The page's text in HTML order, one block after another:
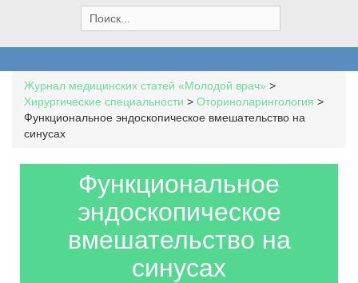
e
a
h
f
o
Журнал медицинских статей «Молодой врач» >
Хирургические специальности > Оториноларингология >
Функциональное эндоскопическое вмешательство на
синусах
Функциональное
эндоскопическое
вмешательство на
синусах